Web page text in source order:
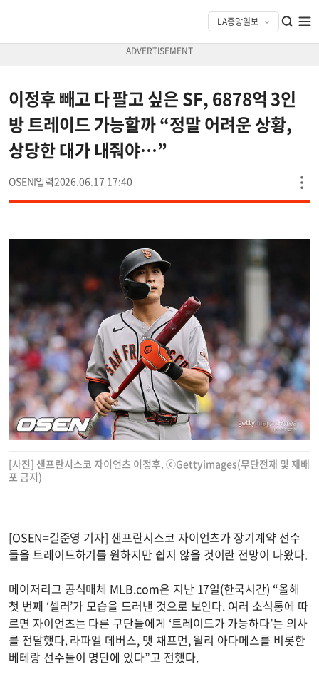
이정후 빼고 다 팔고 싶은 SF, 6878억 3인
방 트레이드 가능할까 “정말 어려운 상황,
상당한 대가 내줘야…”
OSEN 2026.06.17 17:40
[사진] 샌프란시스코 자이언츠 이정후. ⓒGettyimages(무단전재 및 재배
포 금지)
[OSEN=길준영 기자] 샌프란시스코 자이언츠가 장기계약 선수
들을 트레이드하기를 원하지만 쉽지 않을 것이란 전망이 나왔다.
메이저리그 공식매체 MLB.com은 지난 17일(한국시간) “올해
첫 번째 ‘셀러’가 모습을 드러낸 것으로 보인다. 여러 소식통에 따
르면 자이언츠는 다른 구단들에게 ‘트레이드가 가능하다’는 의사
를 전달했다. 라파엘 데버스, 맷 채프먼, 윌리 아다메스를 비롯한
베테랑 선수들이 명단에 있다”고 전했다.